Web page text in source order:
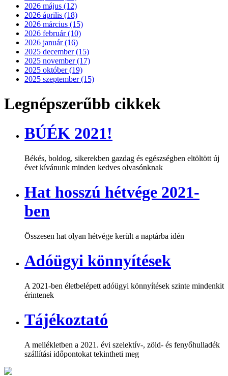
2026 május (12)
2026 április (18)
2026 március (15)
2026 február (10)
2026 január (16)
2025 december (15)
2025 november (17)
2025 október (19)
2025 szeptember (15)
Legnépszerűbb cikkek
BÚÉK 2021!
Békés, boldog, sikerekben gazdag és egészségben eltöltött új
évet kívánunk minden kedves olvasónknak
Hat hosszú hétvége 2021-
ben
Összesen hat olyan hétvége került a naptárba idén
Adóügyi könnyítések
A 2021-ben életbelépett adóügyi könnyítések szinte mindenkit
érintenek
Tájékoztató
A mellékletben a 2021. évi szelektív-, zöld- és fenyőhulladék
szállítási időpontokat tekintheti meg